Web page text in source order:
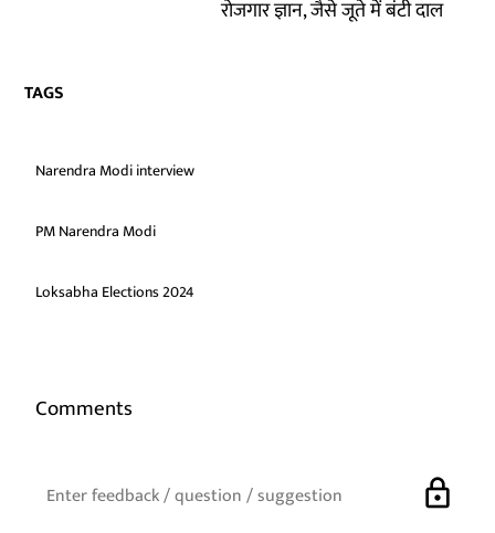
रोजगार ज्ञान, जैसे जूते में बंटी दाल
TAGS
Narendra Modi interview
PM Narendra Modi
Loksabha Elections 2024
Comments
lock